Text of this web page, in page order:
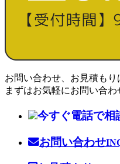
お問い合わせ、お見積もり
まずはお気軽にお問い合わ
お問い合わせ